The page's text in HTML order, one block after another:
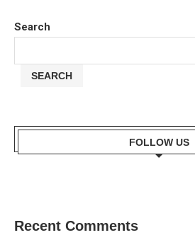
Search
SEARCH
FOLLOW US
Recent Comments